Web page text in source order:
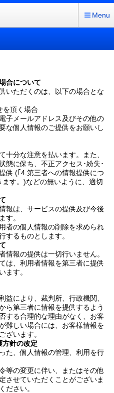
Menu
合について
いただくのは、以下の場合とな
を頂く場合
子メールアドレス及びその他の
な個人情報のご提供をお願いし
十分な注意を払います。また、
態に保ち、不正アクセス･紛失･
供 (｢4.第三者への情報提供につ
す。)などの無いように、適切
報は、サービスの提供及び今後
す。
者の個人情報の削除を求められ
するものとします。
情報の提供は一切行いません。
は、利用者情報を第三者に提供
ます。
益により、裁判所、行政機関、
ら第三者に情報を提供するよう
する合理的な理由がなく、お客
難しい場合には、お客様情報を
ざいます。
方針の改定
た、個人情報の管理、利用を行
等の変更に伴い、またはその他
させていただくことがございま
ださい。